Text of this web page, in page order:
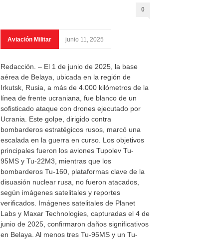
0
Aviación Militar junio 11, 2025
Redacción. – El 1 de junio de 2025, la base
aérea de Belaya, ubicada en la región de
Irkutsk, Rusia, a más de 4.000 kilómetros de la
línea de frente ucraniana, fue blanco de un
sofisticado ataque con drones ejecutado por
Ucrania. Este golpe, dirigido contra
bombarderos estratégicos rusos, marcó una
escalada en la guerra en curso. Los objetivos
principales fueron los aviones Tupolev Tu-
95MS y Tu-22M3, mientras que los
bombarderos Tu-160, plataformas clave de la
disuasión nuclear rusa, no fueron atacados,
según imágenes satelitales y reportes
verificados. Imágenes satelitales de Planet
Labs y Maxar Technologies, capturadas el 4 de
junio de 2025, confirmaron daños significativos
en Belaya. Al menos tres Tu-95MS y un Tu-